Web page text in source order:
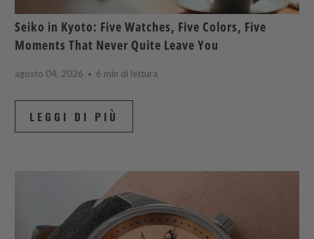
Seiko in Kyoto: Five Watches, Five Colors, Five
Moments That Never Quite Leave You
agosto 04, 2026 6 min di lettura
LEGGI DI PIÙ